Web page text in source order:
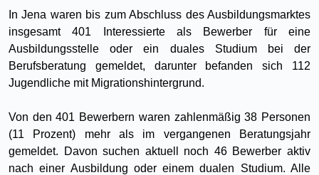
In Jena waren bis zum Abschluss des Ausbildungsmarktes
insgesamt 401 Interessierte als Bewerber für eine
Ausbildungsstelle oder ein duales Studium bei der
Berufsberatung gemeldet, darunter befanden sich 112
Jugendliche mit Migrationshintergrund.
Von den 401 Bewerbern waren zahlenmäßig 38 Personen
(11 Prozent) mehr als im vergangenen Beratungsjahr
gemeldet. Davon suchen aktuell noch 46 Bewerber aktiv
nach einer Ausbildung oder einem dualen Studium. Alle